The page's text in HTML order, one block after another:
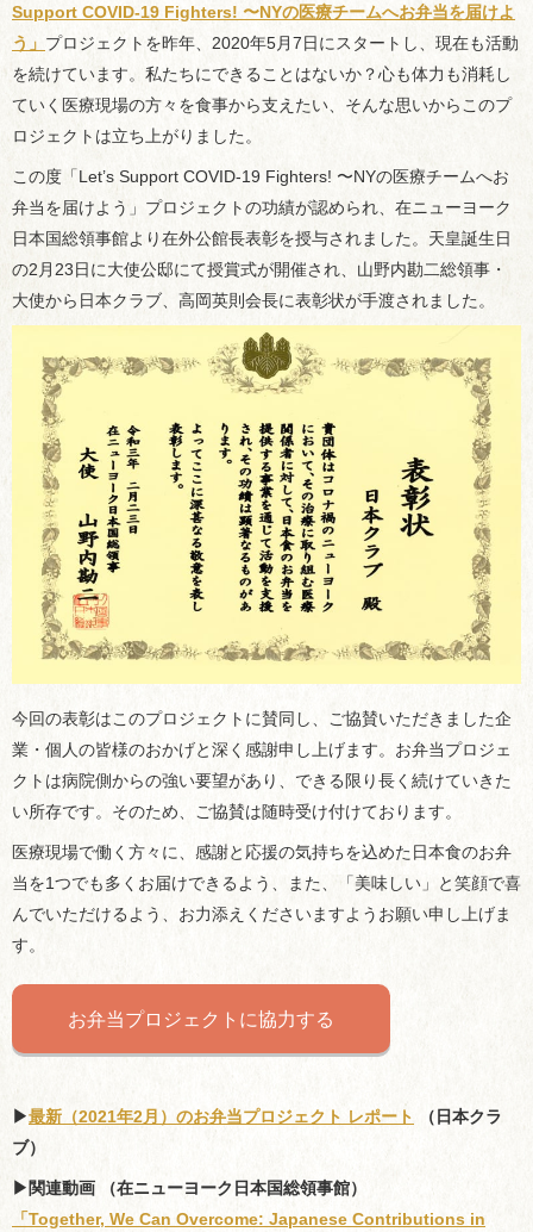
Support COVID-19 Fighters! 〜NYの医療チームへお弁当を届けよ
う」 プロジェクトを昨年、2020年5月7日にスタートし、現在も活動
を続けています。私たちにできることはないか？心も体力も消耗し
ていく医療現場の方々を食事から支えたい、そんな思いからこのプ
ロジェクトは立ち上がりました。
この度「Let’s Support COVID-19 Fighters! 〜NYの医療チームへお
弁当を届けよう」プロジェクトの功績が認められ、在ニューヨーク
日本国総領事館より在外公館長表彰を授与されました。天皇誕生日
の2月23日に大使公邸にて授賞式が開催され、山野内勘二総領事・
大使から日本クラブ、高岡英則会長に表彰状が手渡されました。
今回の表彰はこのプロジェクトに賛同し、ご協賛いただきました企
業・個人の皆様のおかげと深く感謝申し上げます。お弁当プロジェ
クトは病院側からの強い要望があり、できる限り長く続けていきた
い所存です。そのため、ご協賛は随時受け付けております。
医療現場で働く方々に、感謝と応援の気持ちを込めた日本食のお弁
当を1つでも多くお届けできるよう、また、「美味しい」と笑顔で喜
んでいただけるよう、お力添えくださいますようお願い申し上げま
す。
お弁当プロジェクトに協力する
▶︎最新（2021年2月）のお弁当プロジェクト レポート
（日本クラ
ブ）
▶︎関連動画 （在ニューヨーク日本国総領事館）
「Together, We Can Overcome: Japanese Contributions in